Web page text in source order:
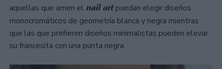
aquellas que amen el nail art puedan elegir diseños
monocromáticos de geometría blanca y negra mientras
que las que prefieren diseños minimalistas pueden elevar
su francesita con una punta negra.